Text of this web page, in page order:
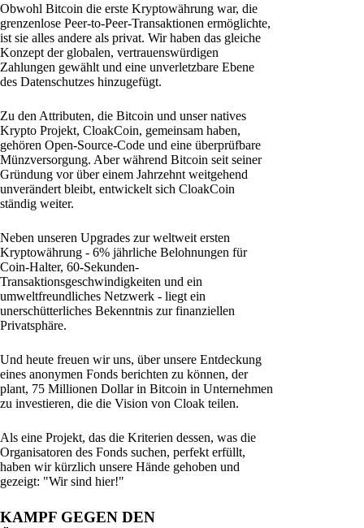
Obwohl Bitcoin die erste Kryptowährung war, die
grenzenlose Peer-to-Peer-Transaktionen ermöglichte,
ist sie alles andere als privat. Wir haben das gleiche
Konzept der globalen, vertrauenswürdigen
Zahlungen gewählt und eine unverletzbare Ebene
des Datenschutzes hinzugefügt.
Zu den Attributen, die Bitcoin und unser natives
Krypto Projekt, CloakCoin, gemeinsam haben,
gehören Open-Source-Code und eine überprüfbare
Münzversorgung. Aber während Bitcoin seit seiner
Gründung vor über einem Jahrzehnt weitgehend
unverändert bleibt, entwickelt sich CloakCoin
ständig weiter.
Neben unseren Upgrades zur weltweit ersten
Kryptowährung - 6% jährliche Belohnungen für
Coin-Halter, 60-Sekunden-
Transaktionsgeschwindigkeiten und ein
umweltfreundliches Netzwerk - liegt ein
unerschütterliches Bekenntnis zur finanziellen
Privatsphäre.
Und heute freuen wir uns, über unsere Entdeckung
eines anonymen Fonds berichten zu können, der
plant, 75 Millionen Dollar in Bitcoin in Unternehmen
zu investieren, die die Vision von Cloak teilen.
Als eine Projekt, das die Kriterien dessen, was die
Organisatoren des Fonds suchen, perfekt erfüllt,
haben wir kürzlich unsere Hände gehoben und
gezeigt: "Wir sind hier!"
KAMPF GEGEN DEN